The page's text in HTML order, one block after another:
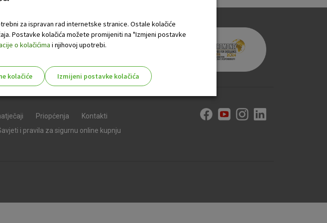
Priopćenja
Kontakti
i pravila za sigurnu online kupnju
za ispravan rad internetske stranice. Ostale kolačiće
Postavke kolačića možete promijeniti na "Izmjeni postavke
o kolačićima i njihovoj upotrebi.
kolačiće
Izmijeni postavke kolačića
slučaju neki dijelovi stranice neće raditi. Ti kolačići ne